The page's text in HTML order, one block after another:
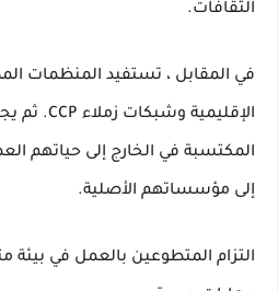
الثقافات.
في المقابل ، تستفيد المنظمات
الإقليمية وشبكات زملاء CCP. ثم
المكتسبة في الخارج إلى حياتهم
إلى مؤسساتهم الأصلية.
التزام المتطوعين بالعمل في بيئة